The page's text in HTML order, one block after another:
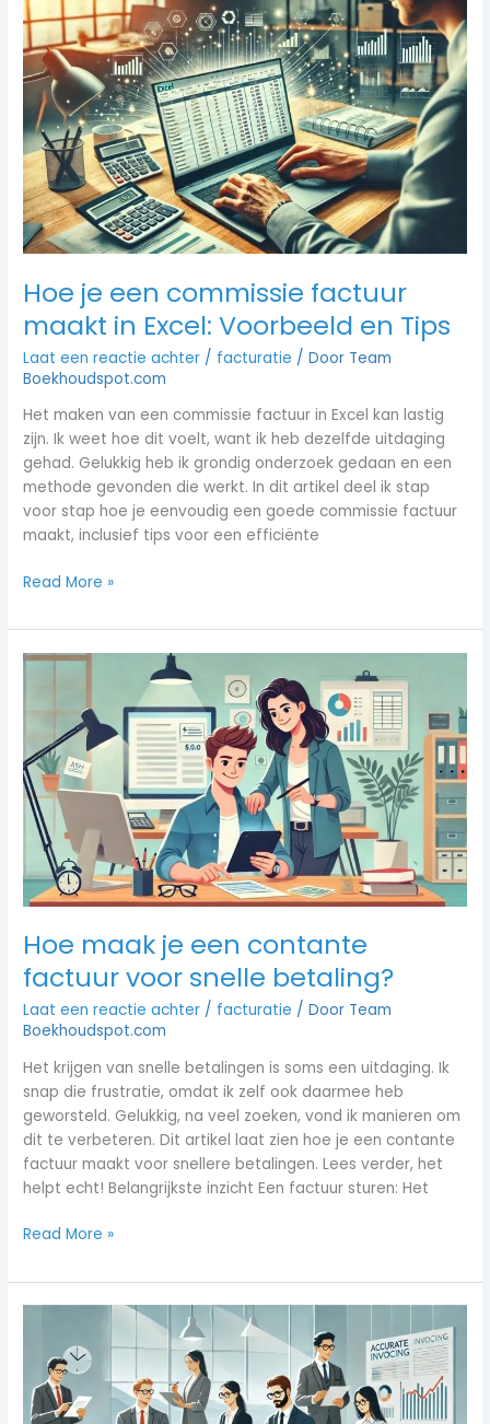
Hoe je een commissie factuur
maakt in Excel: Voorbeeld en Tips
Laat een reactie achter / facturatie / Door Team
Boekhoudspot.com
Het maken van een commissie factuur in Excel kan lastig
zijn. Ik weet hoe dit voelt, want ik heb dezelfde uitdaging
gehad. Gelukkig heb ik grondig onderzoek gedaan en een
methode gevonden die werkt. In dit artikel deel ik stap
voor stap hoe je eenvoudig een goede commissie factuur
maakt, inclusief tips voor een efficiënte
Hoe
je
een
commissie
factuur
maakt
in
Excel:
Voorbeeld
en
Tips
Read More »
Hoe maak je een contante
factuur voor snelle betaling?
Laat een reactie achter / facturatie / Door Team
Boekhoudspot.com
Het krijgen van snelle betalingen is soms een uitdaging. Ik
snap die frustratie, omdat ik zelf ook daarmee heb
geworsteld. Gelukkig, na veel zoeken, vond ik manieren om
dit te verbeteren. Dit artikel laat zien hoe je een contante
factuur maakt voor snellere betalingen. Lees verder, het
helpt echt! Belangrijkste inzicht Een factuur sturen: Het
Hoe
je
contante
factuur
voor
snelle
betaling?
Read More »
correcte
factuur
opstellen: